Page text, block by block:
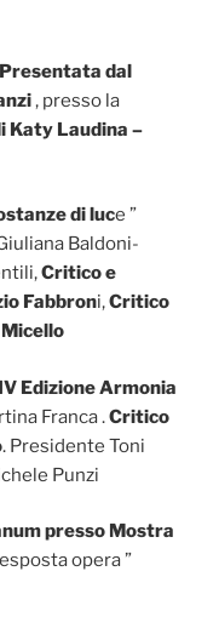
dal
, presso la
Katy Laudina –
di luce ”
Baldoni-
Critico e
Fabbroni,Critico
Edizione Armonia
Franca .Critico
. Presidente Toni
Punzi
presso Mostra
opera ”